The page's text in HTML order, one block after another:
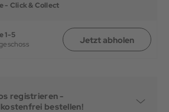
- Click & Collect
1-5
Jetzt abholen
registrieren -
bestellen!